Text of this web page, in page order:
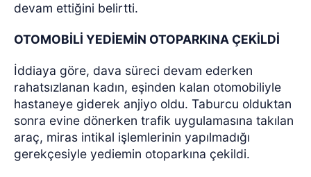
devam ettiğini belirtti.
OTOMOBİLİ YEDİEMİN OTOPARKINA ÇEKİLDİ
İddiaya göre, dava süreci devam ederken
rahatsızlanan kadın, eşinden kalan otomobiliyle
hastaneye giderek anjiyo oldu. Taburcu olduktan
sonra evine dönerken trafik uygulamasına takılan
araç, miras intikal işlemlerinin yapılmadığı
gerekçesiyle yediemin otoparkına çekildi.